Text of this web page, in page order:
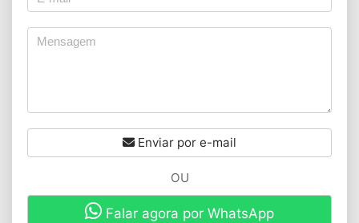
Enviar por e-mail
OU
Falar agora por WhatsApp